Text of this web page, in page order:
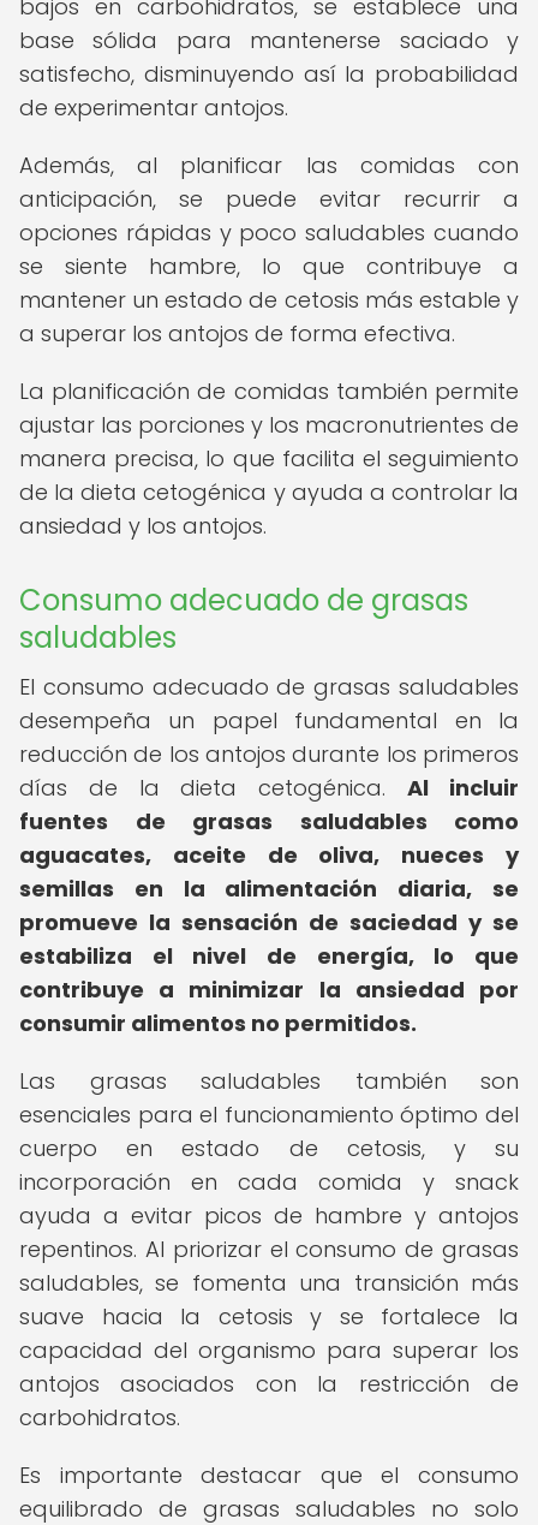
bajos en carbohidratos, se establece una
base sólida para mantenerse saciado y
satisfecho, disminuyendo así la probabilidad
de experimentar antojos.
Además, al planificar las comidas con
anticipación, se puede evitar recurrir a
opciones rápidas y poco saludables cuando
se siente hambre, lo que contribuye a
mantener un estado de cetosis más estable y
a superar los antojos de forma efectiva.
La planificación de comidas también permite
ajustar las porciones y los macronutrientes de
manera precisa, lo que facilita el seguimiento
de la dieta cetogénica y ayuda a controlar la
ansiedad y los antojos.
Consumo adecuado de grasas
saludables
El consumo adecuado de grasas saludables
desempeña un papel fundamental en la
reducción de los antojos durante los primeros
días de la dieta cetogénica.Al incluir
fuentes de grasas saludables como
aguacates, aceite de oliva, nueces y
semillas en la alimentación diaria, se
promueve la sensación de saciedad y se
estabiliza el nivel de energía, lo que
contribuye a minimizar la ansiedad por
consumir alimentos no permitidos.
Las grasas saludables también son
esenciales para el funcionamiento óptimo del
cuerpo en estado de cetosis, y su
incorporación en cada comida y snack
ayuda a evitar picos de hambre y antojos
repentinos. Al priorizar el consumo de grasas
saludables, se fomenta una transición más
suave hacia la cetosis y se fortalece la
capacidad del organismo para superar los
antojos asociados con la restricción de
carbohidratos.
Es importante destacar que el consumo
equilibrado de grasas saludables no solo